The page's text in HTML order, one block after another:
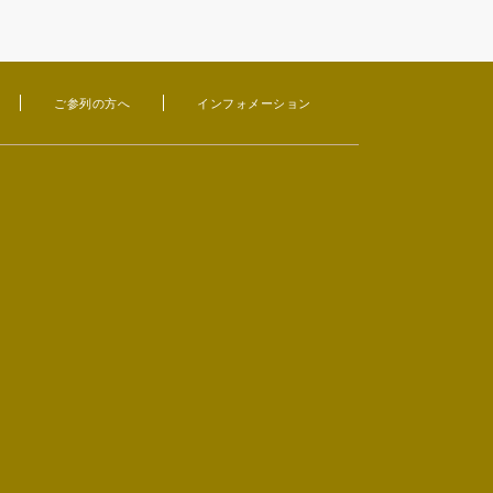
ご参列の方へ インフォメーション